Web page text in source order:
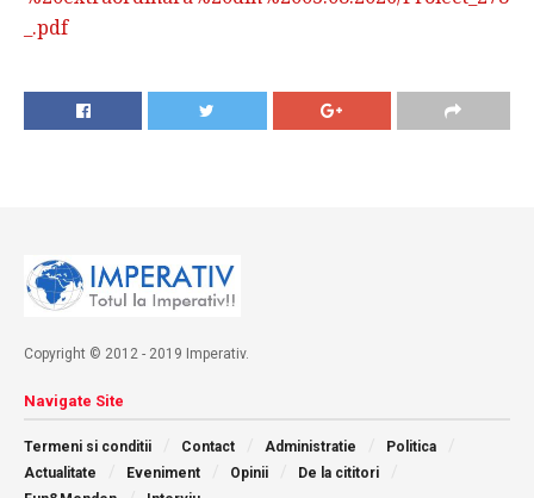
_.pdf
Copyright © 2012 - 2019 Imperativ.
Navigate Site
Termeni si conditii Contact Administratie
Politica
Actualitate
Eveniment Opinii
De la cititori